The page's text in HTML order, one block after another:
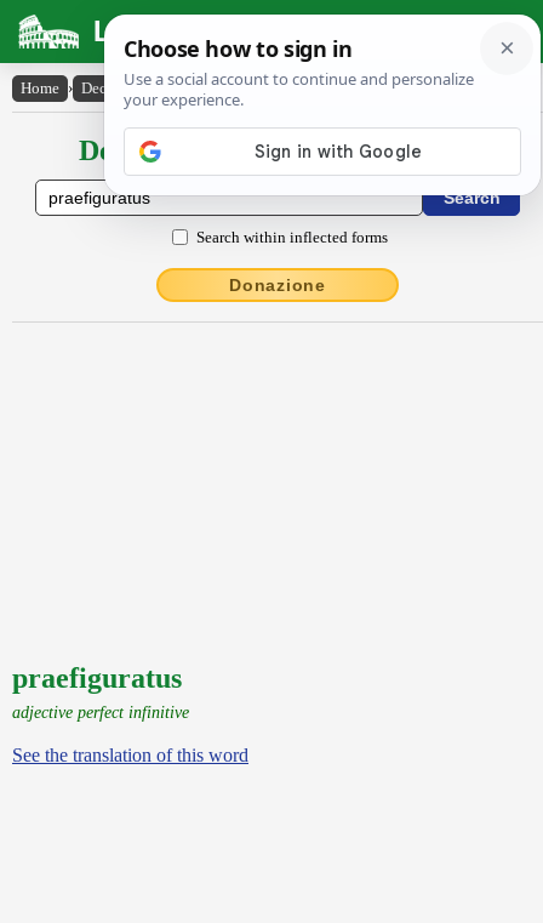
Latin Dictionary
Home › Declensions / Conjugations › praefiguratus
Declensions / Conjugations latin
Search within inflected forms
Donazione
praefiguratus
adjective perfect infinitive
See the translation of this word